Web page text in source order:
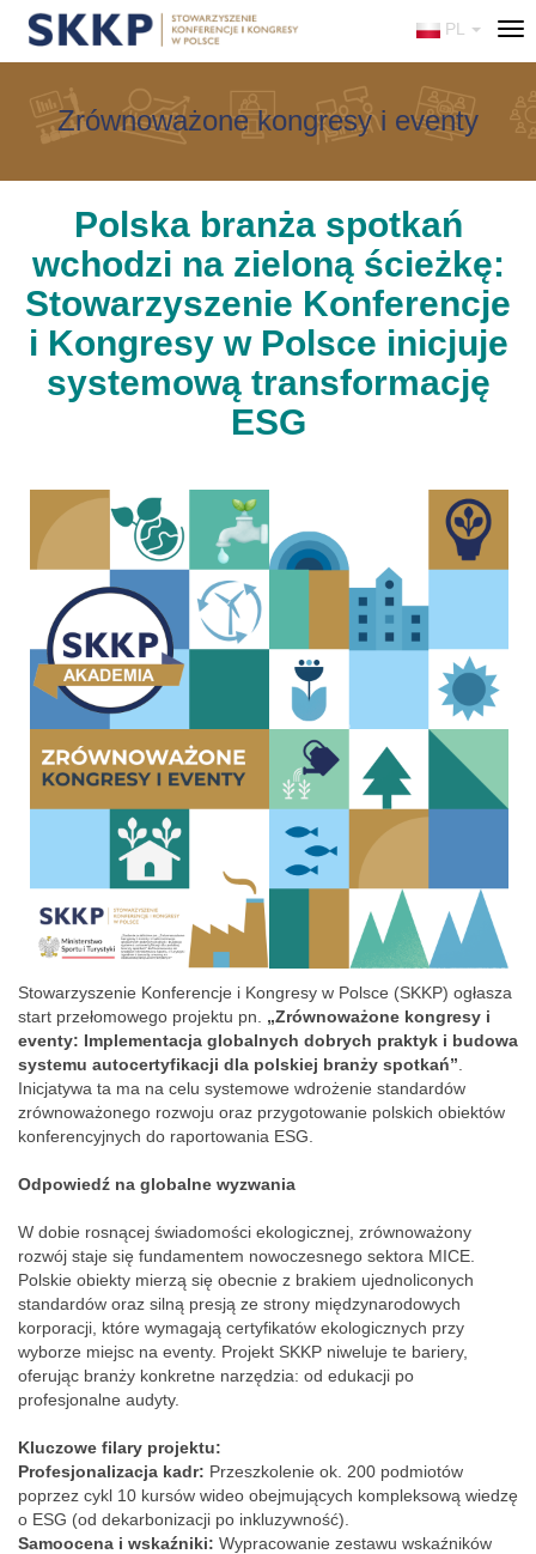
PL
Zrównoważone kongresy i eventy
Polska branża spotkań
wchodzi na zieloną ścieżkę:
Stowarzyszenie Konferencje
i Kongresy w Polsce inicjuje
systemową transformację
ESG
Stowarzyszenie Konferencje i Kongresy w Polsce (SKKP) ogłasza
start przełomowego projektu pn. „Zrównoważone kongresy i
eventy: Implementacja globalnych dobrych praktyk i budowa
systemu autocertyfikacji dla polskiej branży spotkań”
Inicjatywa ta ma na celu systemowe wdrożenie standardów
zrównoważonego rozwoju oraz przygotowanie polskich obiektów
konferencyjnych do raportowania ESG.
Odpowiedź na globalne wyzwania
W dobie rosnącej świadomości ekologicznej, zrównoważony
rozwój staje się fundamentem nowoczesnego sektora MICE.
Polskie obiekty mierzą się obecnie z brakiem ujednoliconych
standardów oraz silną presją ze strony międzynarodowych
korporacji, które wymagają certyfikatów ekologicznych przy
wyborze miejsc na eventy. Projekt SKKP niweluje te bariery,
oferując branży konkretne narzędzia: od edukacji po
profesjonalne audyty.
Kluczowe filary projektu:
Profesjonalizacja kadr: Przeszkolenie ok. 200 podmiotów
poprzez cykl 10 kursów wideo obejmujących kompleksową wiedzę
o ESG (od dekarbonizacji po inkluzywność).
Samoocena i wskaźniki: Wypracowanie zestawu wskaźników